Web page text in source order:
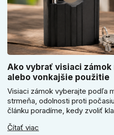
Ako vybrať visiaci zámok
alebo vonkajšie použitie
Visiaci zámok vyberajte podľa
strmeňa, odolnosti proti
článku poradíme, kedy zvoliť
sa pri bránke, pivnici alebo
Čítať viac